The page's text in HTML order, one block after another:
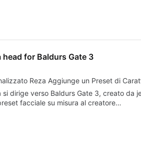
head for Baldurs Gate 3
Reza Aggiunge un Preset di
si dirige verso Baldurs Gate 3, creato da
facciale su misura al creatore…